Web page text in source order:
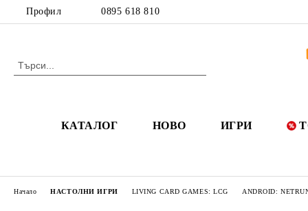
Профил 0895 618 810
КАТАЛОГ НОВО ИГРИ
Начало НАСТОЛНИ ИГРИ LIVING CARD GAMES: LCG ANDROID: